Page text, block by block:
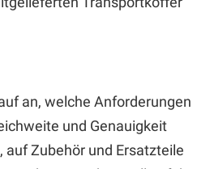
an, welche Anforderungen
und Genauigkeit
Zubehör und Ersatzteile